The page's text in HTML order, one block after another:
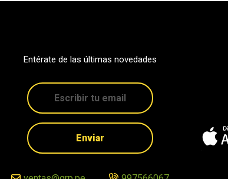
Entérate de las últimas novedades
Enviar